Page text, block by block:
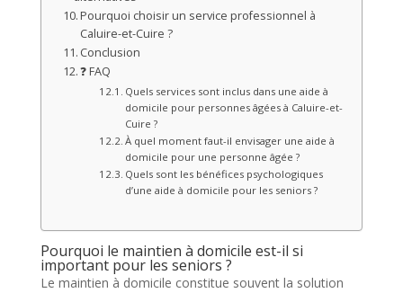
Pourquoi choisir un service professionnel à
Caluire-et-Cuire ?
Conclusion
❓ FAQ
Quels services sont inclus dans une aide à
domicile pour personnes âgées à Caluire-et-
Cuire ?
À quel moment faut-il envisager une aide à
domicile pour une personne âgée ?
Quels sont les bénéfices psychologiques
d’une aide à domicile pour les seniors ?
Pourquoi le maintien à domicile est-il si
important pour les seniors ?
Le maintien à domicile constitue souvent la solution